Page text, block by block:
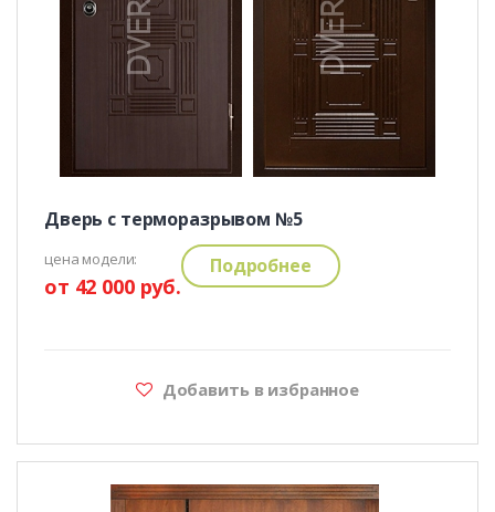
Дверь с терморазрывом №5
цена модели:
от 42 000 руб.
Подробнее
Добавить в избранное